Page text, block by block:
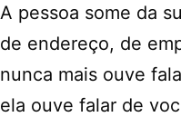
A pessoa some da
de endereço, de
nunca mais ouve
ela ouve falar de